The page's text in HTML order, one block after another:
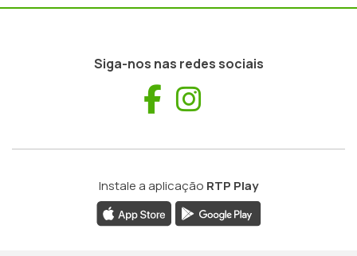
Siga-nos nas redes sociais
Facebook
Instale a aplicação RTP Play